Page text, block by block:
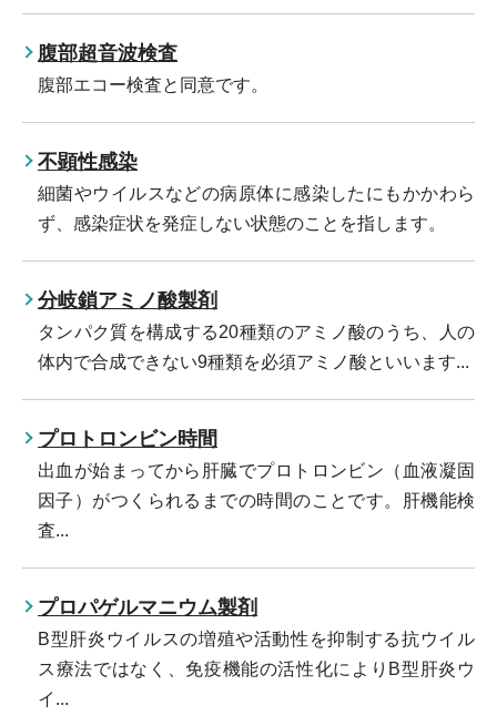
腹部超音波検査
腹部エコー検査と同意です。
不顕性感染
細菌やウイルスなどの病原体に感染したにもかかわら
ず、感染症状を発症しない状態のことを指します。
分岐鎖アミノ酸製剤
タンパク質を構成する20種類のアミノ酸のうち、人の
体内で合成できない9種類を必須アミノ酸といいます...
プロトロンビン時間
出血が始まってから肝臓でプロトロンビン（血液凝固
因子）がつくられるまでの時間のことです。肝機能検
査...
プロパゲルマニウム製剤
B型肝炎ウイルスの増殖や活動性を抑制する抗ウイル
ス療法ではなく、免疫機能の活性化によりB型肝炎ウ
イ...